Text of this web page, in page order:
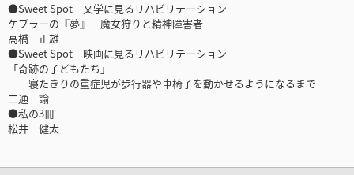
●Sweet Spot 文学に見るリハビリテーション
ケプラーの『夢』－魔女狩りと精神障害者
高橋 正雄
●Sweet Spot 映画に見るリハビリテーション
「奇跡の子どもたち」
－寝たきりの重症児が歩行器や車椅子を動かせるようになるまで
二通 諭
●私の3冊
松井 健太